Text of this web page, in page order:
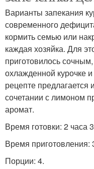
Варианты запекания
современного
кормить семью или
каждая хозяйка. Для
приготовилось
охлажденной курочке
рецепте предлагается
сочетании с лимоном
аромат.
Время готовки: 2 часа
Время приготовления:
Порции: 4.